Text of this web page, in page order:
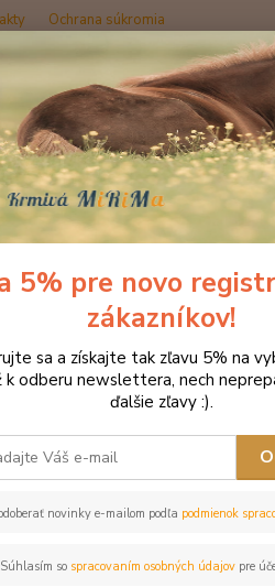
Ochrana súkromia
Hľadať
MONTAR ZĽAVY! Tričká
Vera šedé/
5% pre novo
zákazníkov!
sa a získajte tak zľavu 5% na
odberu newslettera, nech
ďalšie zľavy :).
novinky e-mailom podľa podmienok
Súhlasím so spracovaním osobných údajov pre